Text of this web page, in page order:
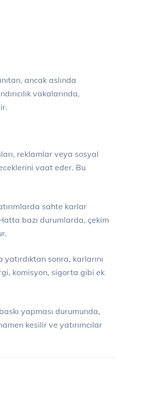
ancak aslında
vakalarında,
reklamlar veya sosyal
vaat eder. Bu
sahte karlar
bazı durumlarda, çekim
sonra, karlarını
komisyon, sigorta gibi ek
yapması durumunda,
kesilir ve yatırımcılar